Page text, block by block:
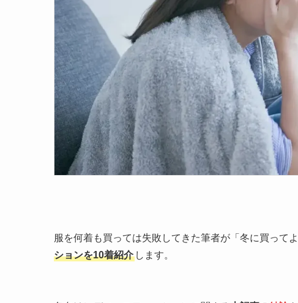
服を何着も買っては失敗してきた筆者が「冬に買って
ションを10着紹介 します。